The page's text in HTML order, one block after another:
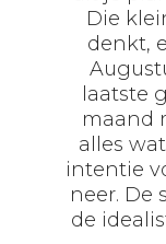
Die
denkt,
laatste
maand
alles
intentie
neer. De
de